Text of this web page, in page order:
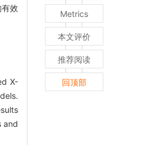
效
X-
and
Metrics
本文评价
推荐阅读
回顶部